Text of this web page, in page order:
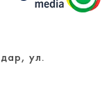
ул.